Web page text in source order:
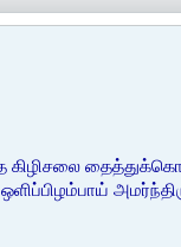
கிழிசலை